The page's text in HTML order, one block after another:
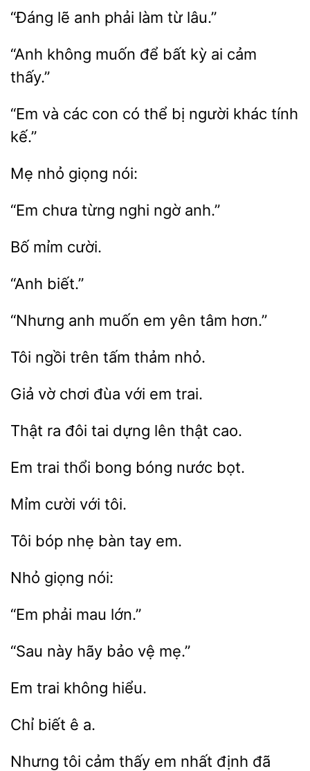
“Đáng phải làm từ
“Anh không bất kỳ
cảm
thấy.”
“Em và các con có bị khác tính
Mẹ
chưa từng anh.”
“Nhưng anh muốn tâm
trên tấm nhỏ.
chơi đùa em trai.
Thật ra đôi dựng lên
Em trai bong bóng
Mỉm
nhẹ bàn tay
“Em
này bảo vệ
Em
ê
Nhưng cảm
nhất định đã